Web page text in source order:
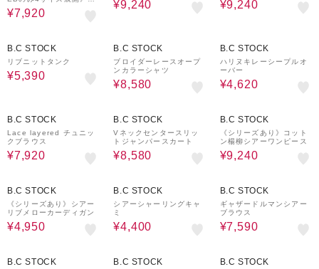
水2タックチノパンツ
¥7,920
¥9,240 ¥9,240
B.C STOCK
リブニットタンク
¥5,390
B.C STOCK
ブロイダーレースオープ
ンカラーシャツ
¥8,580
B.C STOCK
ハリヌキレーシープルオ
ーバー
¥4,620
B.C STOCK
Lace layered チュニッ
クブラウス
¥7,920
B.C STOCK
Vネックセンタースリッ
トジャンパースカート
¥8,580
B.C STOCK
《シリーズあり》コット
ン楊柳シアーワンピース
¥9,240
B.C STOCK
《シリーズあり》シアー
リブメローカーディガン
¥4,950
B.C STOCK
シアーシャーリングキャ
ミ
¥4,400
B.C STOCK
ギャザードルマンシアー
ブラウス
¥7,590
B.C STOCK B.C STOCK B.C STOCK